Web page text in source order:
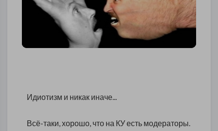
Идиотизм и никак иначе...
Всё-таки, хорошо, что на КУ есть модераторы.